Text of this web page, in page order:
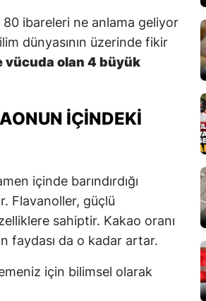
Hatay
Isparta
Kastamonu
Kayseri
ibareleri ne anlama geliyor
dünyasının üzerinde fikir
vücuda olan 4 büyük
İÇINDEKI
içinde barındırdığı
Flavanoller, güçlü
sahiptir. Kakao oranı
faydası da o kadar artar.
için bilimsel olarak